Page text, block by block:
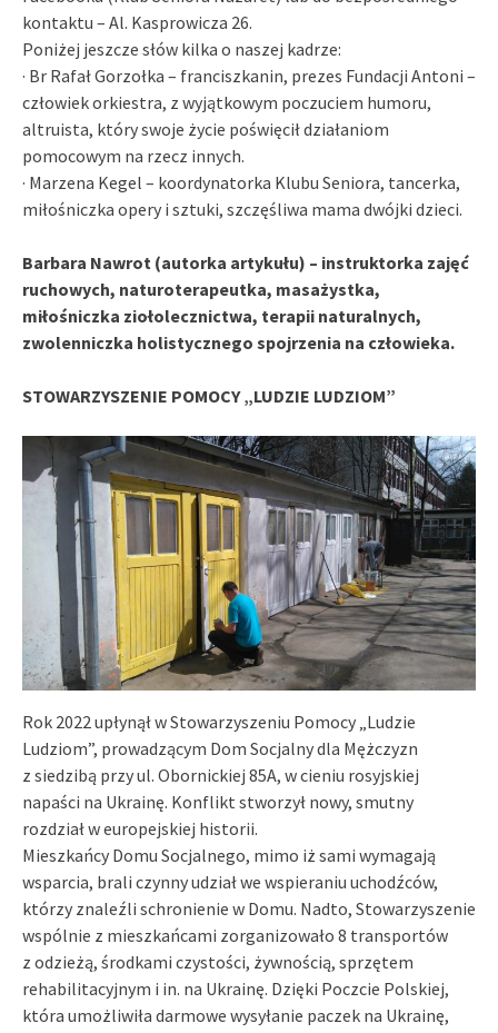
kontaktu – Al. Kasprowicza 26.
Poniżej jeszcze słów kilka o naszej kadrze:
· Br Rafał Gorzołka – franciszkanin, prezes Fundacji Antoni –
człowiek orkiestra, z wyjątkowym poczuciem humoru,
altruista, który swoje życie poświęcił działaniom
pomocowym na rzecz innych.
· Marzena Kegel – koordynatorka Klubu Seniora, tancerka,
miłośniczka opery i sztuki, szczęśliwa mama dwójki dzieci.
Barbara Nawrot (autorka artykułu) – instruktorka zajęć
ruchowych, naturoterapeutka, masażystka,
miłośniczka ziołolecznictwa, terapii naturalnych,
zwolenniczka holistycznego spojrzenia na człowieka.
STOWARZYSZENIE POMOCY „LUDZIE LUDZIOM”
Rok 2022 upłynął w Stowarzyszeniu Pomocy „Ludzie
Ludziom”, prowadzącym Dom Socjalny dla Mężczyzn
z siedzibą przy ul. Obornickiej 85A, w cieniu rosyjskiej
napaści na Ukrainę. Konflikt stworzył nowy, smutny
rozdział w europejskiej historii.
Mieszkańcy Domu Socjalnego, mimo iż sami wymagają
wsparcia, brali czynny udział we wspieraniu uchodźców,
którzy znaleźli schronienie w Domu. Nadto, Stowarzyszenie
wspólnie z mieszkańcami zorganizowało 8 transportów
z odzieżą, środkami czystości, żywnością, sprzętem
rehabilitacyjnym i in. na Ukrainę. Dzięki Poczcie Polskiej,
która umożliwiła darmowe wysyłanie paczek na Ukrainę,